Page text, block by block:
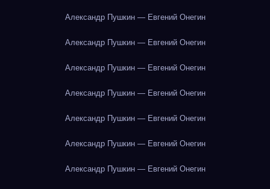
Александр Пушкин — Евгений Онегин
Александр Пушкин — Евгений Онегин
Александр Пушкин — Евгений Онегин
Александр Пушкин — Евгений Онегин
Александр Пушкин — Евгений Онегин
Александр Пушкин — Евгений Онегин
Александр Пушкин — Евгений Онегин